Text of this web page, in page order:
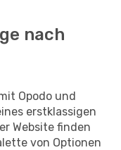
nach
Opodo und
erstklassigen
Website finden
von Optionen